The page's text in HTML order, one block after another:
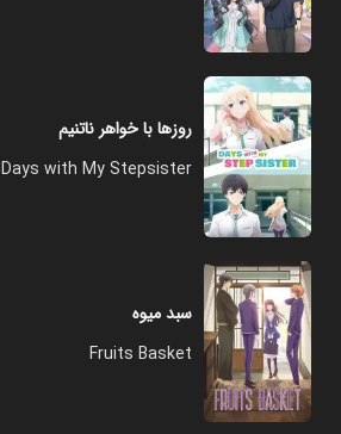
روزها با خواهر ناتنیم
Days with My Stepsister
سبد میوه
Fruits Basket